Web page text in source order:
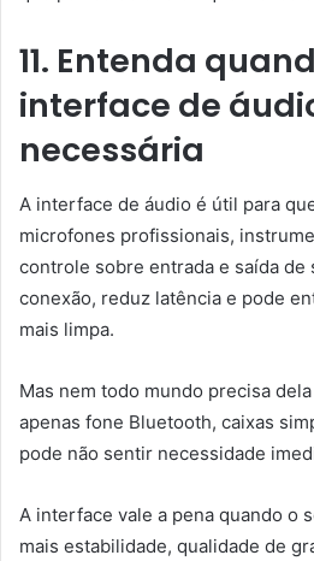
11. Entenda
interface de
necessária
A interface de áudio é útil para
microfones profissionais,
controle sobre entrada e saída de
conexão, reduz latência e pode
mais limpa.
Mas nem todo mundo precisa
apenas fone Bluetooth, caixas
pode não sentir necessidade
A interface vale a pena quando o
mais estabilidade, qualidade de